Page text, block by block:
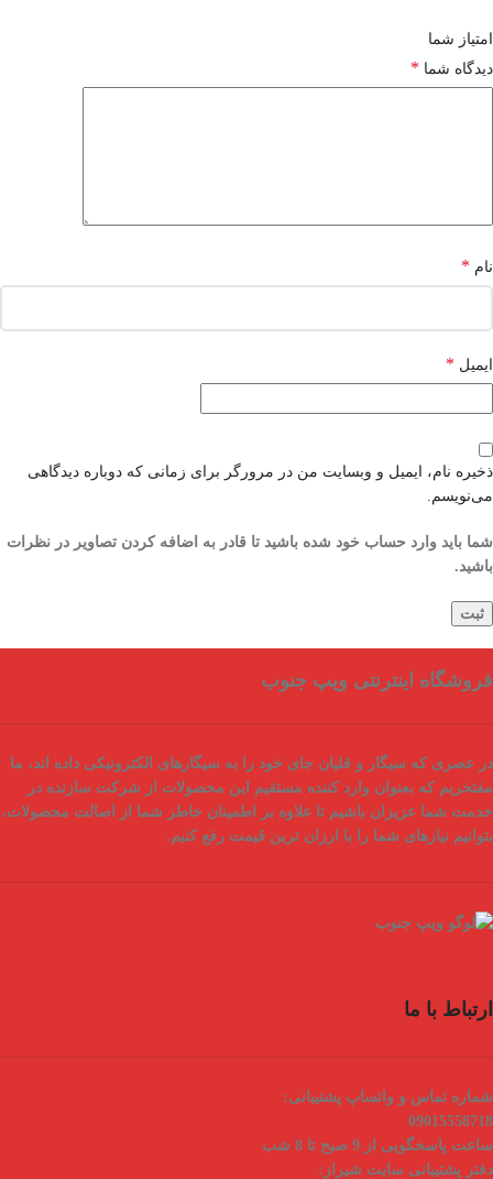
امتیاز شما
دیدگاه شما *
نام *
ایمیل *
ذخیره نام، ایمیل و وبسایت من در مرورگر برای زمانی که دوباره دیدگاهی
می‌نویسم.
شما باید وارد حساب خود شده باشید تا قادر به اضافه کردن تصاویر در نظرات
باشید.
فروشگاه اینترنتی ویپ جنوب
در عصری که سیگار و قلیان جای خود را به سیگارهای الکترونیکی داده اند، ما
مفتخریم که بعنوان وارد کننده مستقیم این محصولات از شرکت سازنده در
خدمت شما عزیزان باشیم تا علاوه بر اطمینان خاطر شما از
اصالت محصولات،
بتوانیم نیازهای شما را با ارزان ترین قیمت رفع کنیم.
ارتباط با ما
شماره تماس و واتساپ پشتیبانی:
09015558718
ساعت پاسخگویی از 9 صبح تا 8 شب
دفتر پشتیبانی سایت شیراز: